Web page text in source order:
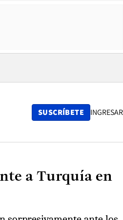
SUSCRÍBETE INGRESAR
a Turquía en